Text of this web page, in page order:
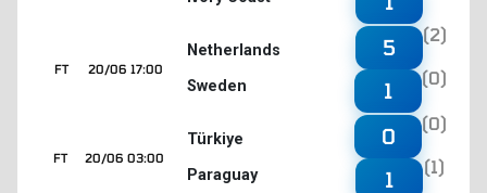
20/06 17:00
FT
Netherlands
Sweden
5
(2)
1
(0)
20/06 03:00
FT
Türkiye
Paraguay
0
(0)
1
(1)